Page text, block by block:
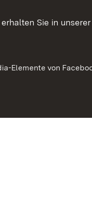
Sie in unserer
Elemente von